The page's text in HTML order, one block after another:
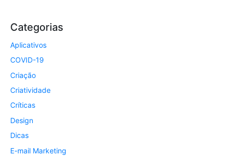
Categorias
Aplicativos
COVID-19
Criação
Criatividade
Críticas
Design
Dicas
E-mail Marketing